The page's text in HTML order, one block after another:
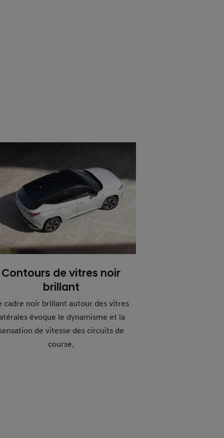
Contours de vitres noir
brillant
cadre noir brillant autour des vitres
évoque le dynamisme et la
de vitesse des circuits de
course.